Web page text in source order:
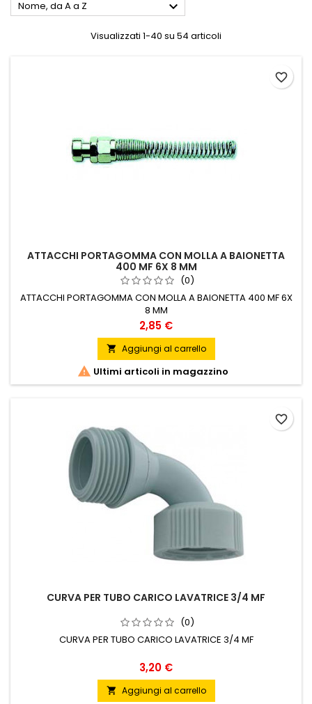
Nome, da A a Z 
Visualizzati 1-40 su 54 articoli
ATTACCHI PORTAGOMMA CON MOLLA A BAIONETTA
400 MF 6X 8 MM
(0)
ATTACCHI PORTAGOMMA CON MOLLA A BAIONETTA 400 MF 6X
8 MM
Prezzo
2,85 €
 Aggiungi al carrello
 Ultimi articoli in magazzino
favorite_border
CURVA PER TUBO CARICO LAVATRICE 3/4 MF
(0)
CURVA PER TUBO CARICO LAVATRICE 3/4 MF
Prezzo
3,20 €
 Aggiungi al carrello
favorite_border